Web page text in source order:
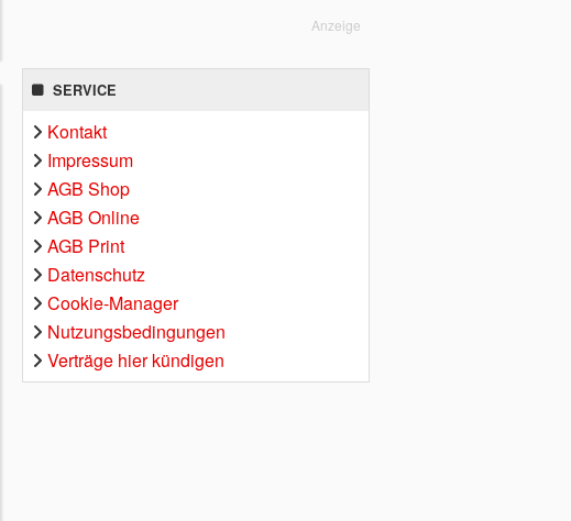
Anzeige
SERVICE
Kontakt
Impressum
AGB Shop
AGB Online
AGB Print
Datenschutz
Cookie-Manager
Nutzungsbedingungen
Verträge hier kündigen